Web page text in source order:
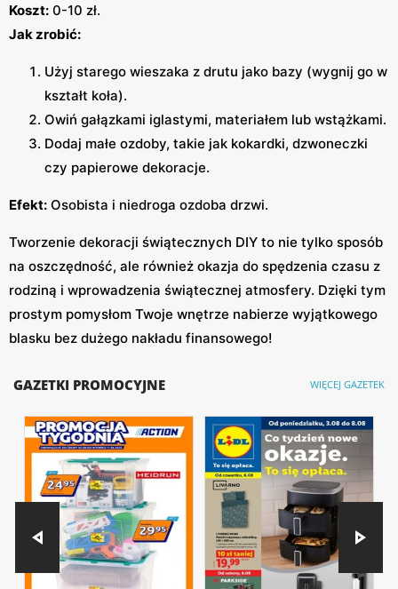
Koszt: 0-10 zł.
Jak zrobić:
Użyj starego wieszaka z drutu jako bazy (wygnij go w
kształt koła).
Owiń gałązkami iglastymi, materiałem lub wstążkami.
Dodaj małe ozdoby, takie jak kokardki, dzwoneczki
czy papierowe dekoracje.
Efekt: Osobista i niedroga ozdoba drzwi.
Tworzenie dekoracji świątecznych DIY to nie tylko sposób
na oszczędność, ale również okazja do spędzenia czasu z
rodziną i wprowadzenia świątecznej atmosfery. Dzięki tym
prostym pomysłom Twoje wnętrze nabierze wyjątkowego
blasku bez dużego nakładu finansowego!